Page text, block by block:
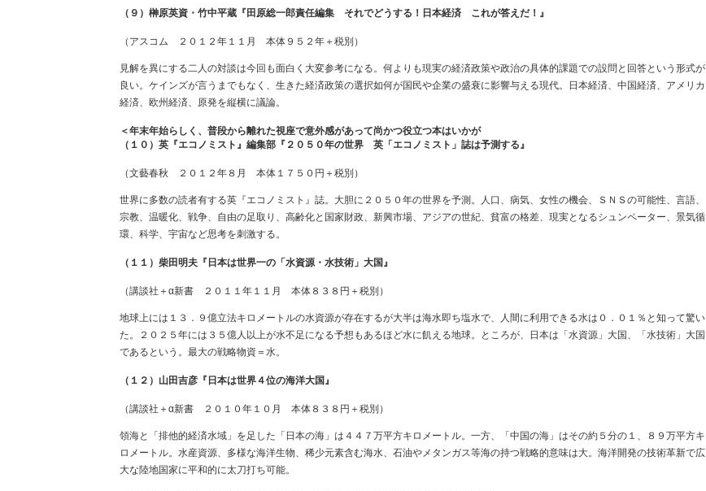
（９）榊原英資・竹中平蔵『田原総一郎責任編集 それでどうする！日本経済 これが答えだ！』
（アスコム ２０１２年１１月 本体９５２年＋税別）
見解を異にする二人の対談は今回も面白く大変参考になる。何よりも現実の経済政策や政治の具体的課題での設問と回答という形式が
良い。ケインズが言うまでもなく、生きた経済政策の選択如何が国民や企業の盛衰に影響与える現代。日本経済、中国経済、アメリカ
経済、欧州経済、原発を縦横に議論。
＜年末年始らしく、普段から離れた視座で意外感があって尚かつ役立つ本はいかが
（１０）英『エコノミスト』編集部『２０５０年の世界 英「エコノミスト」誌は予測する』
（文藝春秋 ２０１２年８月 本体１７５０円＋税別）
世界に多数の読者有する英『エコノミスト』誌。大胆に２０５０年の世界を予測。人口、病気、女性の機会、ＳＮＳの可能性、言語、
宗教、温暖化、戦争、自由の足取り、高齢化と国家財政、新興市場、アジアの世紀、貧富の格差、現実となるシュンペーター、景気循
環、科学、宇宙など思考を刺激する。
（１１）柴田明夫『日本は世界一の「水資源・水技術」大国』
（講談社＋α新書 ２０１１年１１月 本体８３８円＋税別）
地球上には１３．９億立法キロメートルの水資源が存在するが大半は海水即ち塩水で、人間に利用できる水は０．０１％と知って驚い
た。２０２５年には３５億人以上が水不足になる予想もあるほど水に飢える地球。ところが、日本は「水資源」大国、「水技術」大国
であるという。最大の戦略物資＝水。
（１２）山田吉彦『日本は世界４位の海洋大国』
（講談社＋α新書 ２０１０年１０月 本体８３８円＋税別）
領海と「排他的経済水域」を足した「日本の海」は４４７万平方キロメートル。一方、「中国の海」はその約５分の１、８９万平方キ
ロメートル。水産資源、多様な海洋生物、稀少元素含む海水、石油やメタンガス等海の持つ戦略的意味は大。海洋開発の技術革新で広
大な陸地国家に平和的に太刀打ち可能。